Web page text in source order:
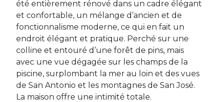
été entièrement rénové dans un cadre élégant
et confortable, un mélange d’ancien et de
fonctionnalisme moderne, ce qui en fait un
endroit élégant et pratique. Perché sur une
colline et entouré d’une forêt de pins, mais
avec une vue dégagée sur les champs de la
piscine, surplombant la mer au loin et des vues
de San Antonio et les montagnes de San José.
La maison offre une intimité totale.